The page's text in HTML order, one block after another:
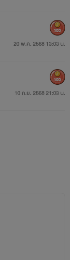
20 พ.ค. 2568 13:03 น.
300
10 ก.ย. 2568 21:03 น.
300